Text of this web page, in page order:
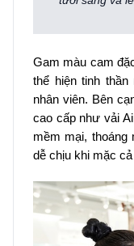
Gam màu cam
thể hiện tinh thần
nhân viên. Bên
cao cấp như vải
mềm mại,
dễ chịu khi mặc cả